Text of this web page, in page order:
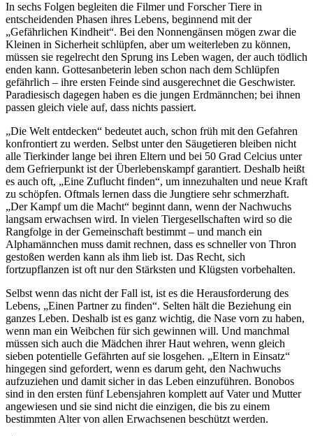
In sechs Folgen begleiten die Filmer und Forscher Tiere in
entscheidenden Phasen ihres Lebens, beginnend mit der
„Gefährlichen Kindheit“. Bei den Nonnengänsen mögen zwar die
Kleinen in Sicherheit schlüpfen, aber um weiterleben zu können,
müssen sie regelrecht den Sprung ins Leben wagen, der auch tödlich
enden kann. Gottesanbeterin leben schon nach dem Schlüpfen
gefährlich – ihre ersten Feinde sind ausgerechnet die Geschwister.
Paradiesisch dagegen haben es die jungen Erdmännchen; bei ihnen
passen gleich viele auf, dass nichts passiert.
„Die Welt entdecken“ bedeutet auch, schon früh mit den Gefahren
konfrontiert zu werden. Selbst unter den Säugetieren bleiben nicht
alle Tierkinder lange bei ihren Eltern und bei 50 Grad Celcius unter
dem Gefrierpunkt ist der Überlebenskampf garantiert. Deshalb heißt
es auch oft, „Eine Zuflucht finden“, um innezuhalten und neue Kraft
zu schöpfen. Oftmals lernen dass die Jungtiere sehr schmerzhaft.
„Der Kampf um die Macht“ beginnt dann, wenn der Nachwuchs
langsam erwachsen wird. In vielen Tiergesellschaften wird so die
Rangfolge in der Gemeinschaft bestimmt – und manch ein
Alphamännchen muss damit rechnen, dass es schneller von Thron
gestoßen werden kann als ihm lieb ist. Das Recht, sich
fortzupflanzen ist oft nur den Stärksten und Klügsten vorbehalten.
Selbst wenn das nicht der Fall ist, ist es die Herausforderung des
Lebens, „Einen Partner zu finden“. Selten hält die Beziehung ein
ganzes Leben. Deshalb ist es ganz wichtig, die Nase vorn zu haben,
wenn man ein Weibchen für sich gewinnen will. Und manchmal
müssen sich auch die Mädchen ihrer Haut wehren, wenn gleich
sieben potentielle Gefährten auf sie losgehen. „Eltern in Einsatz“
hingegen sind gefordert, wenn es darum geht, den Nachwuchs
aufzuziehen und damit sicher in das Leben einzuführen. Bonobos
sind in den ersten fünf Lebensjahren komplett auf Vater und Mutter
angewiesen und sie sind nicht die einzigen, die bis zu einem
bestimmten Alter von allen Erwachsenen beschützt werden.